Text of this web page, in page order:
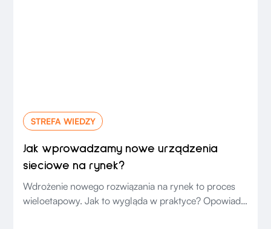
STREFA WIEDZY
Jak wprowadzamy nowe urządzenia
sieciowe na rynek?
Wdrożenie nowego rozwiązania na rynek to proces
wieloetapowy. Jak to wygląda w praktyce? Opowiada